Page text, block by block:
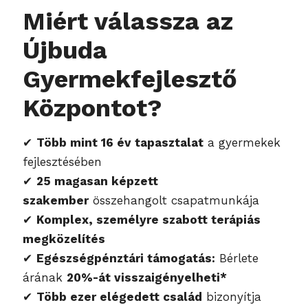
Miért válassza az
Újbuda
Gyermekfejlesztő
Központot?
✔ Több mint 16 év tapasztalat a gyermekek
fejlesztésében
✔ 25 magasan képzett
szakemberösszehangolt csapatmunkája
✔ Komplex, személyre szabott terápiás
megközelítés
✔ Egészségpénztári támogatás: Bérlete
árának 20%-át visszaigényelheti*
✔ Több ezer elégedett család
bizonyítja